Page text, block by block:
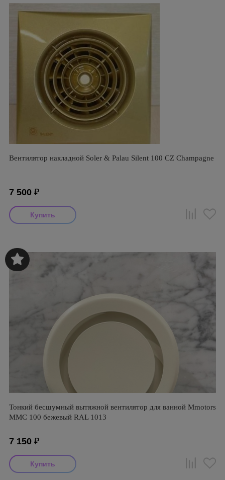
Вентилятор накладной Soler & Palau Silent 100 CZ Champagne
7 500 ₽
Тонкий бесшумный вытяжной вентилятор для ванной Mmotors
ММC 100 бежевый RAL 1013
7 150 ₽